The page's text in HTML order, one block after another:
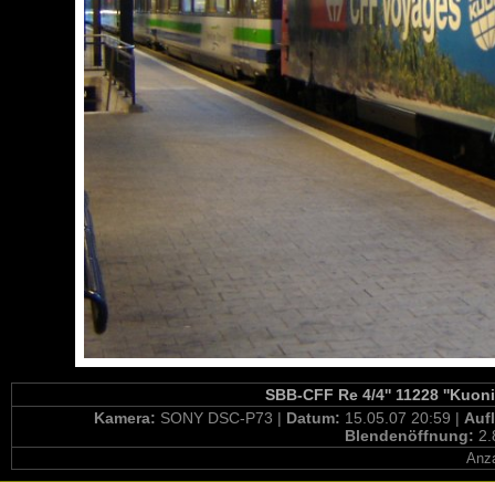
SBB-CFF Re 4/4'' 11228
Kamera: SONY DSC-P73 | Datum: 15.05.07 20:59 |
Blendenöffnung: